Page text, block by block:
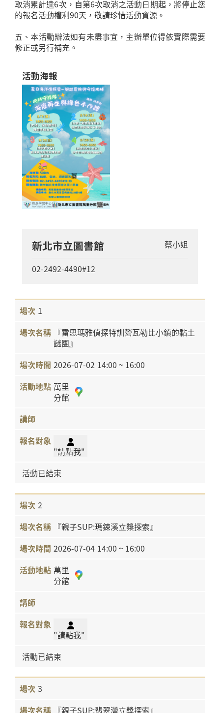
取消累計達6次，自第6次取消之活動日期起，將停止您
的報名活動權利90天，敬請珍惜活動資源。
五、本活動辦法如有未盡事宜，主辦單位得依實際需要
修正或另行補充。
活動海報
新北市立圖書館 蔡小姐
02-2492-4490#12
1
『雷思瑪雅偵探特訓營瓦勒比小鎮的黏土
謎團』
2026-07-02 14:00 ~ 16:00
萬里
分館
"請點我"
活動已結束
2
『親子SUP:瑪鋉溪立槳探索』
2026-07-04 14:00 ~ 16:00
萬里
分館
"請點我"
活動已結束
3
『親子SUP:翡翠灣立槳探索』